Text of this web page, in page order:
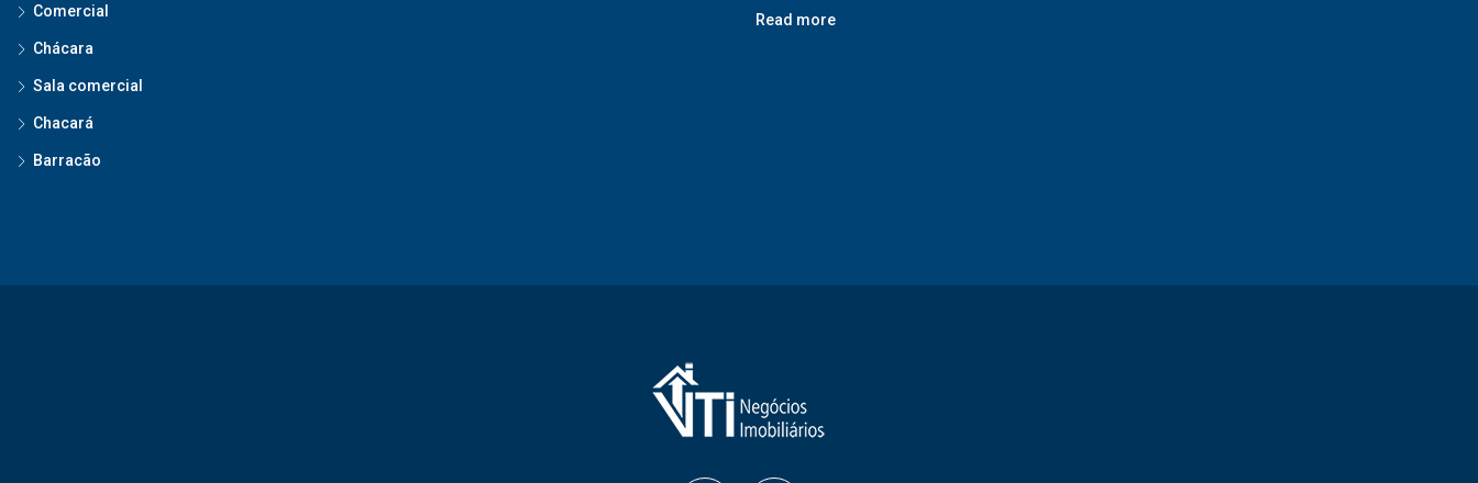
Comercial
Chácara
Sala comercial
Chacará
Barracão
Read more